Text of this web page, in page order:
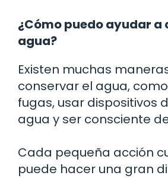
¿Cómo puedo ayudar a
agua?
Existen muchas
conservar el agua,
fugas, usar dispositivos
agua y ser consciente
Cada pequeña acción
puede hacer una gran